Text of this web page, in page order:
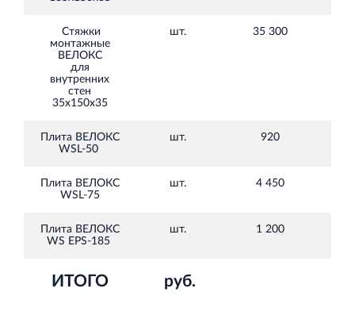
Стяжки
монтажные
ВЕЛОКС
для
внутренних
стен
35х150х35
шт. 35 300
Плита ВЕЛОКС
WSL-50
шт. 920
Плита ВЕЛОКС
WSL-75
шт. 4 450
Плита ВЕЛОКС
WS EPS-185
шт. 1 200
ИТОГО руб.